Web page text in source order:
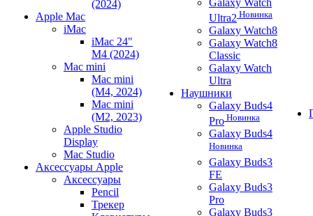
(2024)
Apple Mac
iMac
iMac 24"
M4 (2024)
Mac mini
Mac mini
(M4, 2024)
Mac mini
(M2, 2023)
Apple Studio
Display
Mac Studio
Аксессуары Apple
Аксессуары
Pencil
Трекер
Ultra2 Новинка
Galaxy Watch8
Galaxy Watch8
Classic
Galaxy Watch
Ultra
Наушники
Galaxy Buds4
Pro Новинка
Galaxy Buds4
Новинка
Galaxy Buds3
FE
Galaxy Buds3
Pro
Galaxy Buds3